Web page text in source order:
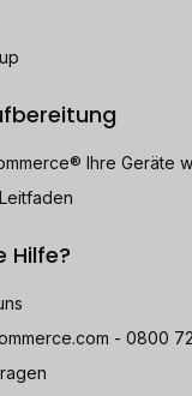
Ihre Geräte
Hilfe?
- 0800